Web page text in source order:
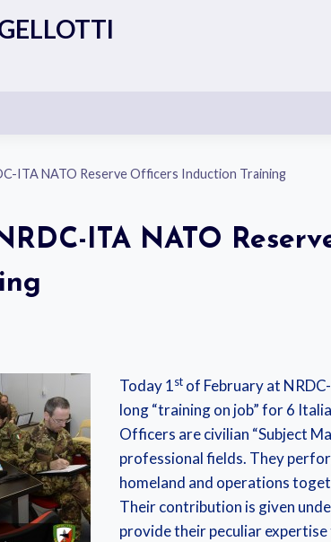
ITA NATO Reserve Officers Induction Training
ITA NATO
Today 1stof February at
long “training on job” for 6
Officers are civilian “Subject
professional fields. They
homeland and operations
Their contribution is given
provide their peculiar